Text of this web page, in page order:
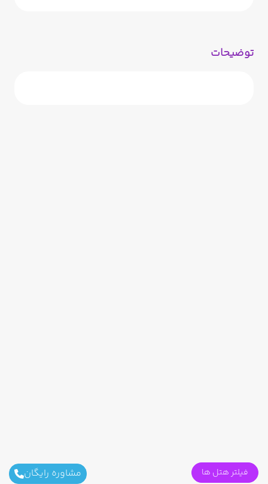
فیلتر هتل ها
توضیحات
مشاوره رایگان